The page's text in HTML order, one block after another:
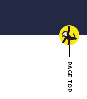
PAGE TOP